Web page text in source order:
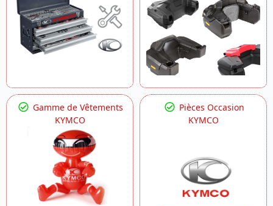
Gamme de Vêtements
KYMCO
Pièces Occasion
KYMCO